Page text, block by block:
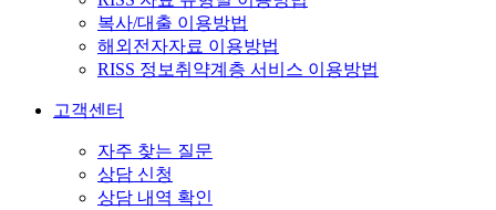
복사/대출 이용방법
해외전자자료 이용방법
RISS 정보취약계층 서비스 이용방법
고객센터
자주 찾는 질문
상담 신청
상담 내역 확인